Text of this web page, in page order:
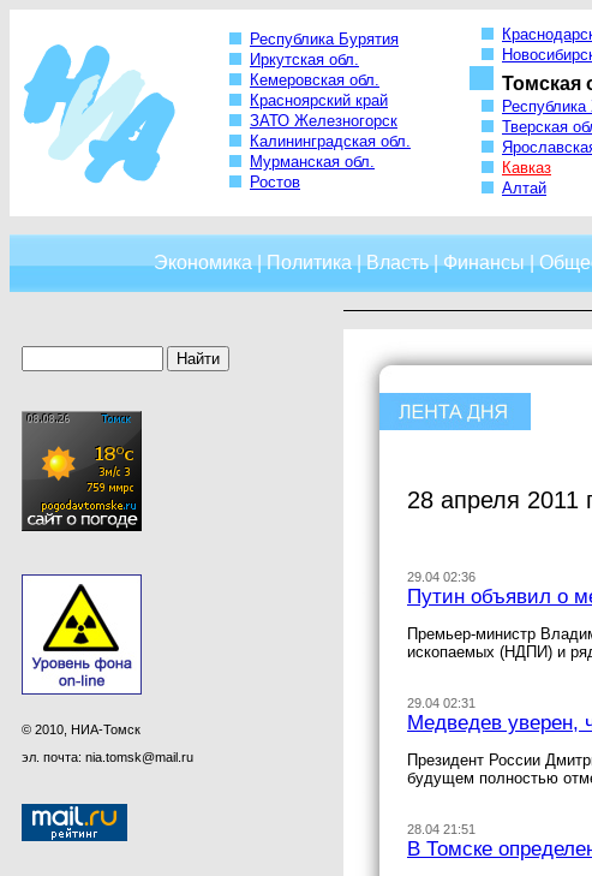
Республика Бурятия
Иркутская обл.
Кемеровская обл.
Красноярский край
ЗАТО Железногорск
Калининградская обл.
Мурманская обл.
Ростов
Томская
Тверская
Кавказ
Алтай
Экономика|Политика|Власть|Финансы|
© 2010, НИА-Томск
эл. почта: nia.tomsk@mail.ru
28 апреля 2011
29.04 02:36
Путин объявил о
Премьер-министр
ископаемых (НДПИ) и
29.04 02:31
Медведев уверен,
Президент России
будущем полностью
28.04 21:51
В Томске